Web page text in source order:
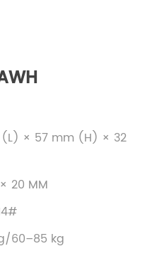
× 57 mm (H) × 32
20 MM
60–85 kg